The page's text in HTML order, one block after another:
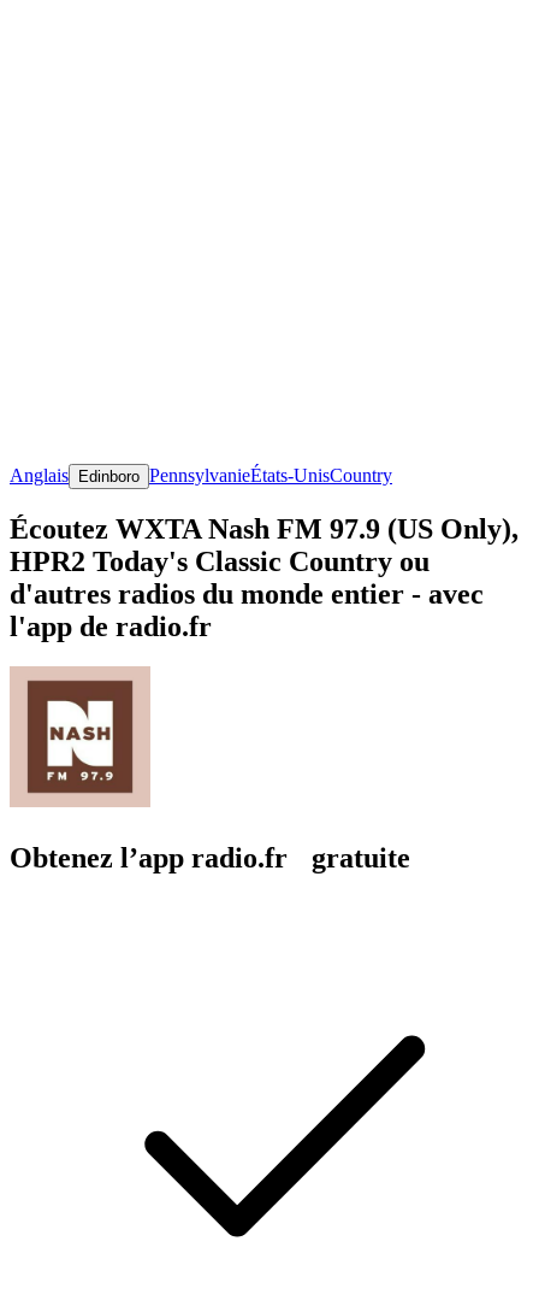
Anglais Edinboro PennsylvanieÉtats-UnisCountry
Écoutez WXTA Nash FM 97.9 (US Only),
HPR2 Today's Classic Country ou
d'autres radios du monde entier - avec
l'app de radio.fr
Obtenez l’app radio.fr gratuite